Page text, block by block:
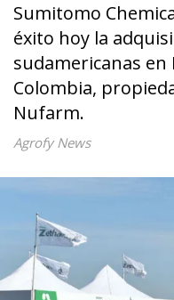
Sumitomo
éxito hoy la
sudamericanas en
Colombia,
Nufarm.
Agrofy News